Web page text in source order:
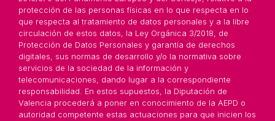
protección de las personas físicas en lo que respecta en lo
que respecta al tratamiento de datos personales y a la libre
circulación de estos datos, la Ley Orgánica 3/2018, de
Protección de Datos Personales y garantía de derechos
digitales, sus normas de desarrollo y/o la normativa sobre
servicios de la sociedad de la información y
telecomunicaciones, dando lugar a la correspondiente
responsabilidad. En estos supuestos, la Diputación de
Valencia procederá a poner en conocimiento de la AEPD o
autoridad competente estas actuaciones para que inicien los